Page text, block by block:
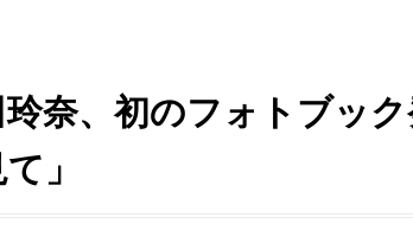
奈、初のフォトブッ
」